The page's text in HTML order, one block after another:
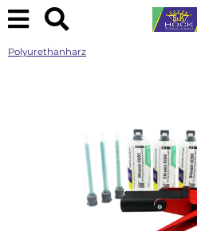
Polyurethanharz